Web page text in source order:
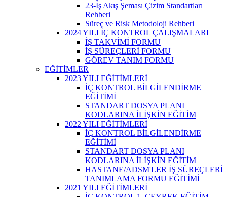
23-İş Akış Şeması Çizim Standartları
Rehberi
Süreç ve Risk Metodoloji Rehberi
2024 YILI İÇ KONTROL ÇALIŞMALARI
İŞ TAKVİMİ FORMU
İŞ SÜREÇLERİ FORMU
GÖREV TANIM FORMU
EĞİTİMLER
2023 YILI EĞİTİMLERİ
İÇ KONTROL BİLGİLENDİRME
EĞİTİMİ
STANDART DOSYA PLANI
KODLARINA İLİŞKİN EĞİTİM
2022 YILI EĞİTİMLERİ
İÇ KONTROL BİLGİLENDİRME
EĞİTİMİ
STANDART DOSYA PLANI
KODLARINA İLİŞKİN EĞİTİM
HASTANE/ADSM'LER İŞ SÜREÇLERİ
TANIMLAMA FORMU EĞİTİMİ
2021 YILI EĞİTİMLERİ